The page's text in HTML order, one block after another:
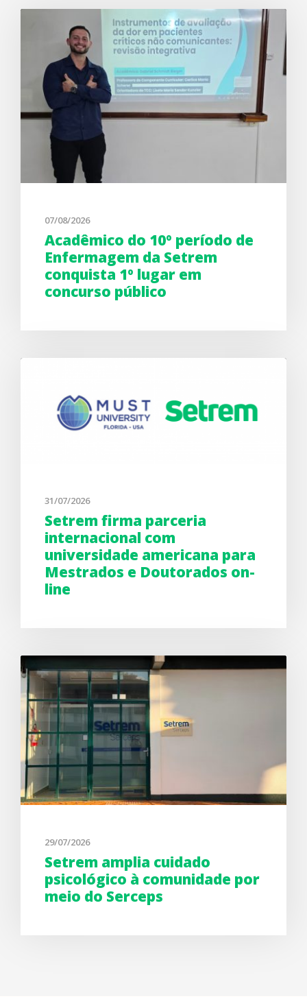
07/08/2026
Acadêmico do 10º período de
Enfermagem da Setrem
conquista 1º lugar em
concurso público
31/07/2026
Setrem firma parceria
internacional com
universidade americana para
Mestrados e Doutorados on-
line
29/07/2026
Setrem amplia cuidado
psicológico à comunidade por
meio do Serceps